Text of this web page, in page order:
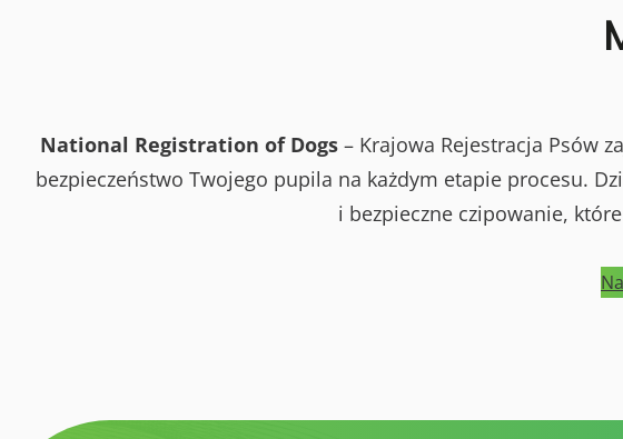
National Registration of Dogs – Krajowa Rejestracja Psów
bezpieczeństwo Twojego pupila na każdym etapie procesu.
i bezpieczne czipowanie,